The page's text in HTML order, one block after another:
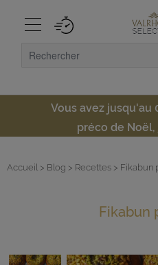
Vous avez
préco de Noël,
Accueil > Blog > Recettes > Fikabun
Fikabun